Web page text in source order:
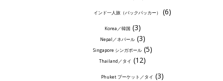
インド一人旅（バックパッカー） (6)
Korea／韓国 (3)
Nepal／ネパール(3)
Singapore シンガポール(5)
Thailand／タイ (12)
Phuket プーケット／タイ (3)